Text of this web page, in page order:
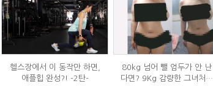
헬스장에서 이 동작만 하면,
애플힙 완성?! -2탄-
80kg 넘어 뺄 엄두가 안 난
다면? 9Kg 감량한 그녀처럼